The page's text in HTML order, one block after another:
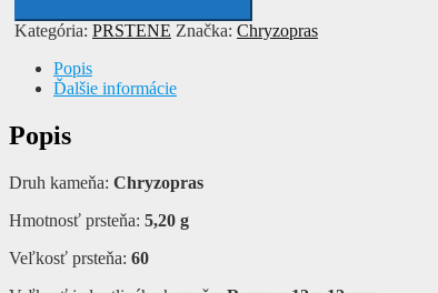
CHRYZOPRAS
Kategória: PRSTENE Značka: Chryzopras
Popis
Ďalšie informácie
Popis
Druh kameňa: Chryzopras
Hmotnosť prsteňa: 5,20 g
Veľkosť prsteňa: 60